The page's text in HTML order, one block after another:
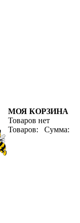
МОЯ КОРЗИНА
Товаров нет
Товаров:
Сумма: